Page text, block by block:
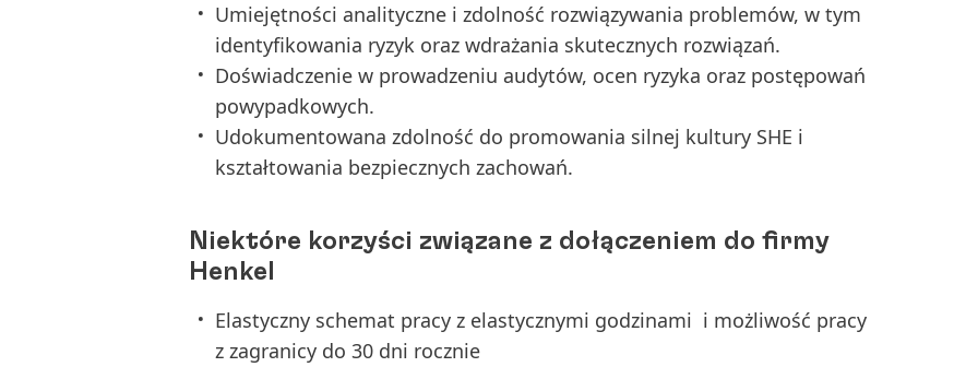
Umiejętności analityczne i zdolność rozwiązywania problemów, w tym
identyfikowania ryzyk oraz wdrażania skutecznych rozwiązań.
Doświadczenie w prowadzeniu audytów, ocen ryzyka oraz postępowań
powypadkowych.
Udokumentowana zdolność do promowania silnej kultury SHE i
kształtowania bezpiecznych zachowań.
Niektóre korzyści związane z dołączeniem do firmy
Henkel
Elastyczny schemat pracy z elastycznymi godzinami i możliwość pracy
z zagranicy do 30 dni rocznie